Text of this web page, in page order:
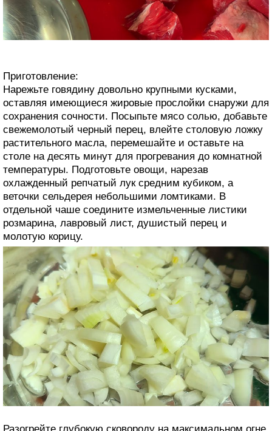
Приготовление:
Нарежьте говядину довольно крупными кусками,
оставляя имеющиеся жировые прослойки снаружи для
сохранения сочности. Посыпьте мясо солью, добавьте
свежемолотый черный перец, влейте столовую ложку
растительного масла, перемешайте и оставьте на
столе на десять минут для прогревания до комнатной
температуры. Подготовьте овощи, нарезав
охлажденный репчатый лук средним кубиком, а
веточки сельдерея небольшими ломтиками. В
отдельной чаше соедините измельченные листики
розмарина, лавровый лист, душистый перец и
молотую корицу.